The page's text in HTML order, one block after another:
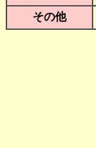
その他